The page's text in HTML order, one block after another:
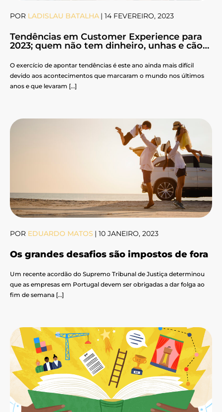
POR LADISLAU BATALHA | 14 FEVEREIRO, 2023
Tendências em Customer Experience para
2023; quem não tem dinheiro, unhas e cão…
O exercício de apontar tendências é este ano ainda mais difícil
devido aos acontecimentos que marcaram o mundo nos últimos
anos e que levaram […]
POR EDUARDO MATOS | 10 JANEIRO, 2023
Os grandes desafios são impostos de fora
Um recente acordão do Supremo Tribunal de Justiça determinou
que as empresas em Portugal devem ser obrigadas a dar folga ao
fim de semana […]